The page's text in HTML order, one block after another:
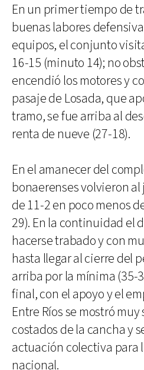
En un primer tiempo de
buenas labores
equipos, el conjunto
16-15 (minuto 14); no
encendió los motores y
pasaje de Losada, que
tramo, se fue arriba al
renta de nueve (27-18).
En el amanecer del
bonaerenses volvieron
de 11-2 en poco menos
29). En la continuidad el
hacerse trabado y con
hasta llegar al cierre del
arriba por la mínima (35-
final, con el apoyo y el
Entre Ríos se mostró
costados de la cancha y
actuación colectiva para
nacional.